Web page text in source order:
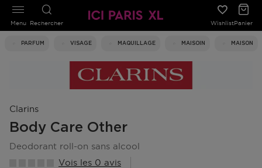
Rechercher WishlistPanier
PARFUM VISAGE MAQUILLAGE MAISOIN MAISON
Menu
Clarins
Body Care Other
deodorant roll-on sans alcool
Vois les 0 avis